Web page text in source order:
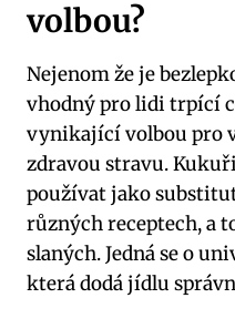
volbou?
Nejenom že je
vhodný pro lidi trpící
vynikající volbou pro
zdravou stravu.
používat jako
různých receptech, a
slaných. Jedná se o
která dodá jídlu